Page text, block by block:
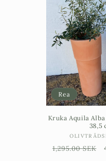
Rea
Kruka Aquila
38,5
Ordinarie
1,295.00 SEK